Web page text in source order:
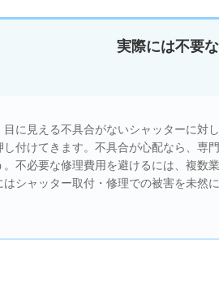
実際には不要
目に見える不具合がないシャッターに対
し付けてきます。不具合が心配なら、専
。不必要な修理費用を避けるには、複数
はシャッター取付・修理での被害を未然